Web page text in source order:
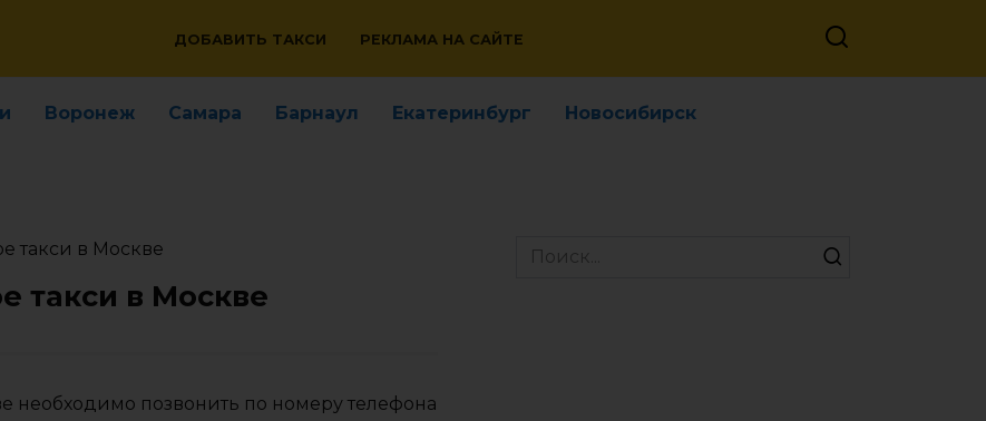
ДОБАВИТЬ ТАКСИ РЕКЛАМА НА САЙТЕ
Воронеж Самара Барнаул Екатеринбург Новосибирск
такси в Москве
такси в Москве
необходимо позвонить по номеру телефона
Search